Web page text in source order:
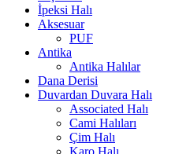
İpeksi Halı
Aksesuar
PUF
Antika
Antika Halılar
Dana Derisi
Duvardan Duvara Halı
Associated Halı
Cami Halıları
Çim Halı
Karo Halı